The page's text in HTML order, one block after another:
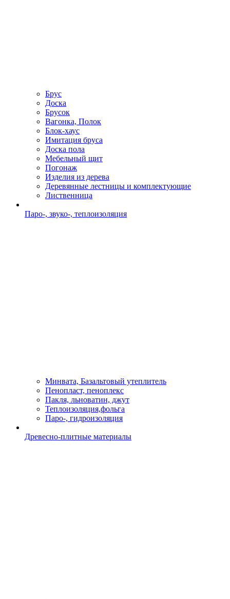
Брус
Доска
Брусок
Вагонка, Полок
Блок-хаус
Имитация бруса
Доска пола
Мебельный щит
Погонаж
Изделия из дерева
Деревянные лестницы и комплектующие
Лиственница
Паро-, звуко-, теплоизоляция
Минвата, Базальтовый утеплитель
Пенопласт, пеноплекс
Пакля, льноватин, джут
Теплоизоляция,фольга
Паро-, гидроизоляция
Древесно-плитные материалы